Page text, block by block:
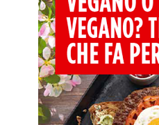
AREA AGENTI